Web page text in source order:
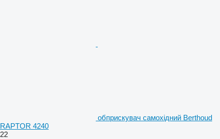
обприскувач самохідний Berthoud
RAPTOR 4240
22